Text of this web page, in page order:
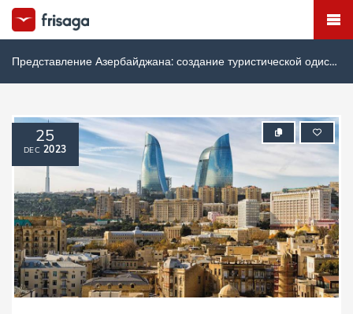
Представление Азербайджана: создание туристической одиссеи
25
DEC 2023